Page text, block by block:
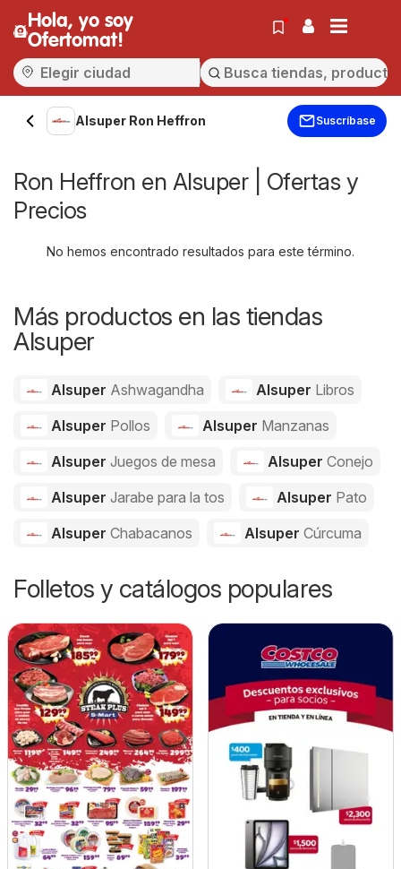
Hola, yo soy
Ofertomat!
Alsuper Ron Heffron Suscríbase
Ron Heffron en Alsuper | Ofertas y
Precios
No hemos encontrado resultados para este término.
Más productos en las tiendas
Alsuper
Alsuper Ashwagandha Alsuper Libros
Alsuper Pollos Alsuper Manzanas
Alsuper Juegos de mesa Alsuper Conejo
Alsuper Jarabe para la tos Alsuper Pato
Alsuper Chabacanos Alsuper Cúrcuma
Folletos y catálogos populares